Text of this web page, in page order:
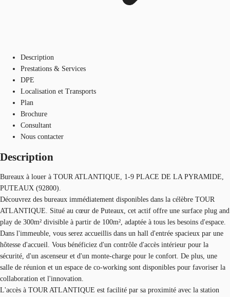
Description
Prestations & Services
DPE
Localisation et Transports
Plan
Brochure
Consultant
Nous contacter
Description
Bureaux à louer à TOUR ATLANTIQUE, 1-9 PLACE DE LA PYRAMIDE,
PUTEAUX (92800).
Découvrez des bureaux immédiatement disponibles dans la célèbre TOUR
ATLANTIQUE. Situé au cœur de Puteaux, cet actif offre une surface plug and
play de 300m² divisible à partir de 100m², adaptée à tous les besoins d'espace.
Dans l'immeuble, vous serez accueillis dans un hall d'entrée spacieux par une
hôtesse d'accueil. Vous bénéficiez d'un contrôle d'accès intérieur pour la
sécurité, d'un ascenseur et d'un monte-charge pour le confort. De plus, une
salle de réunion et un espace de co-working sont disponibles pour favoriser la
collaboration et l'innovation.
L'accès à TOUR ATLANTIQUE est facilité par sa proximité avec la station